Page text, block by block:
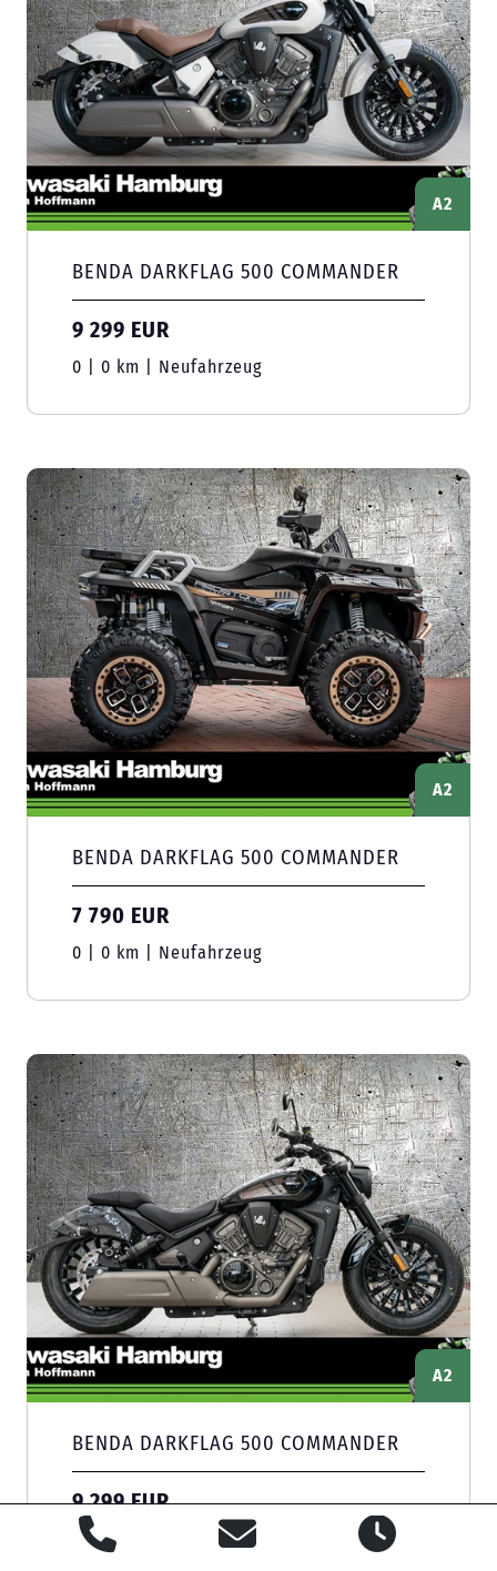
A2
BENDA DARKFLAG 500 COMMANDER
9 299 EUR
0 | 0 km | Neufahrzeug
A2
BENDA DARKFLAG 500 COMMANDER
7 790 EUR
0 | 0 km | Neufahrzeug
A2
BENDA DARKFLAG 500 COMMANDER
9 299 EUR
0 | 0 km | Neufahrzeug